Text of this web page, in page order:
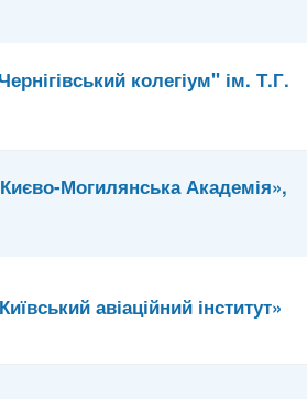
колегіум" ім. Т.Г.
Могилянська Академія»,
авіаційний інститут»